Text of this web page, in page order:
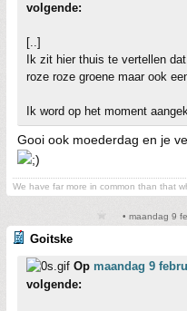
volgende:
[..]
Ik zit hier thuis te vertellen
roze roze groene maar ook
Ik word op het moment
Gooi ook moederdag en je
We have far more in common than that
• maandag 9
Goitske
Op maandag 9
volgende: